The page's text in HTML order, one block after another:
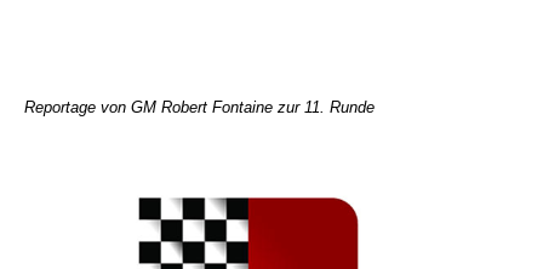
Reportage von GM Robert Fontaine zur 11. Runde